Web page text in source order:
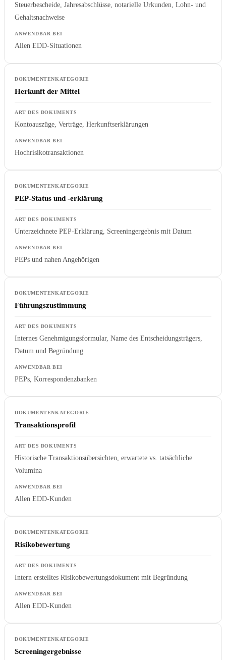
Steuerbescheide, Jahresabschlüsse, notarielle Urkunden, Lohn- und
Gehaltsnachweise
Allen EDD-Situationen
Herkunft der Mittel
Kontoauszüge, Verträge, Herkunftserklärungen
Hochrisikotransaktionen
PEP-Status und -erklärung
Unterzeichnete PEP-Erklärung, Screeningergebnis mit Datum
PEPs und nahen Angehörigen
Führungszustimmung
Internes Genehmigungsformular, Name des Entscheidungsträgers,
Datum und Begründung
PEPs, Korrespondenzbanken
Transaktionsprofil
Historische Transaktionsübersichten, erwartete vs. tatsächliche
Volumina
Allen EDD-Kunden
Risikobewertung
Intern erstelltes Risikobewertungsdokument mit Begründung
Allen EDD-Kunden
Screeningergebnisse